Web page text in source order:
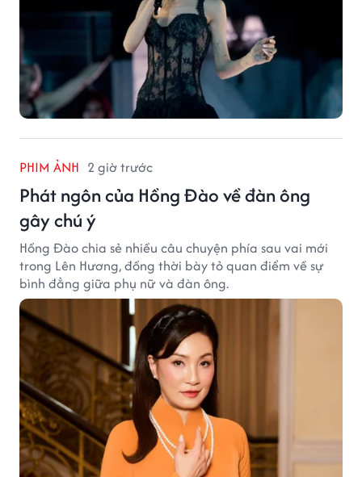
PHIM ẢNH 2 giờ trước
Phát ngôn của Hồng Đào về đàn ông
gây chú ý
Hồng Đào chia sẻ nhiều câu chuyện phía sau vai mới
trong Lên Hương, đồng thời bày tỏ quan điểm về sự
bình đẳng giữa phụ nữ và đàn ông.